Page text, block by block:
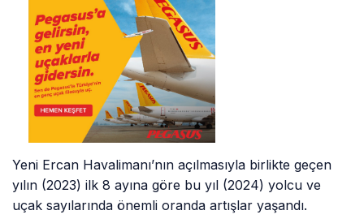
Yeni Ercan Havalimanı’nın açılmasıyla birlikte geçen
yılın (2023) ilk 8 ayına göre bu yıl (2024) yolcu ve
uçak sayılarında önemli oranda artışlar yaşandı.